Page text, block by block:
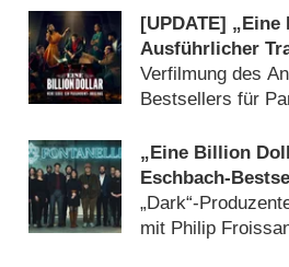
[UPDATE]
Ausführlicher
Thrillerserie von
Machern
Verfilmung des
Bestsellers für
„Eine Billion
Eschbach-
„Dark“-
mit Philip